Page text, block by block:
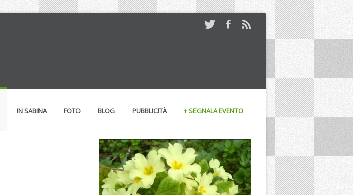
IN SABINA FOTO BLOG PUBBLICITÀ + SEGNALA EVENTO